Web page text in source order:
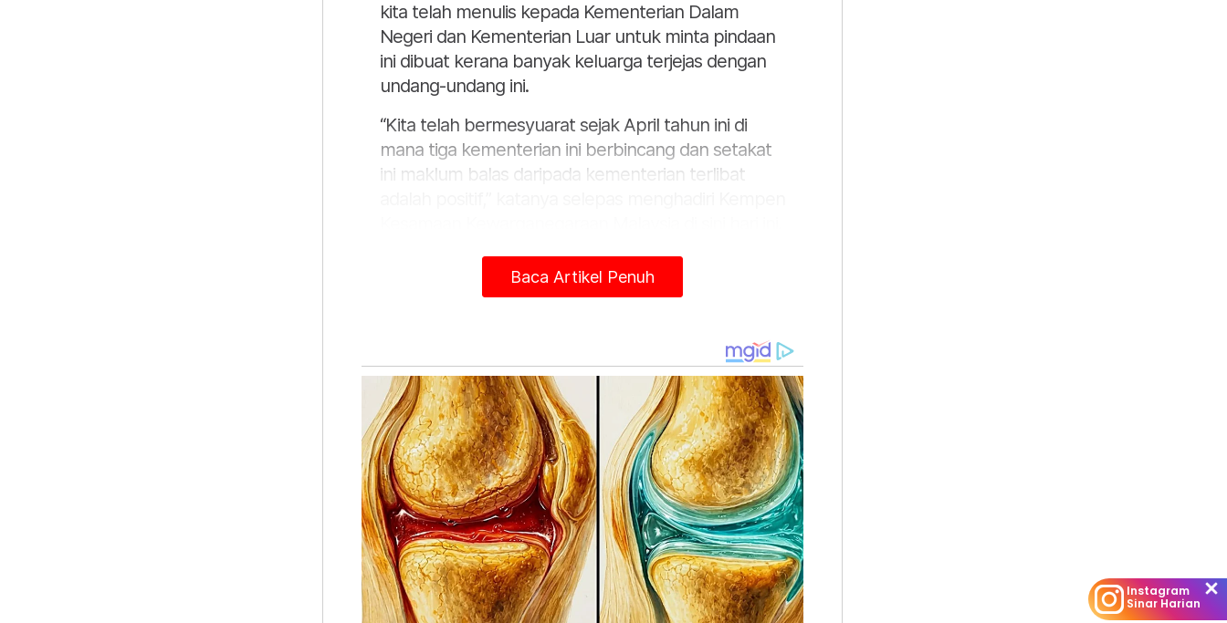
kita telah menulis kepada Kementerian Dalam
Negeri dan Kementerian Luar untuk minta pindaan
ini dibuat kerana banyak keluarga terjejas dengan
undang-undang ini.
“Kita telah bermesyuarat sejak April tahun ini di
mana tiga kementerian ini berbincang dan setakat
ini maklum balas daripada kementerian terlibat
Kempen yang dianjurkan Kumpulan Sokongan
Pasangan Asing itu bertujuan memberi kesedaran
Menurut Yeoh, isu membabitkan kewarganegaraan
ini memberi tekanan, trauma dan menimbulkan
masalah kepada keluarga dalam menguruskan
anak mereka termasuk hal-hal kesihatan mahupun
pendidikan.
Baca Artikel Penuh
Instagram
Sinar Harian